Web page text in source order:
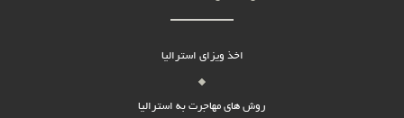
اخذ ویزای استرالیا
روش های مهاجرت به استرالیا